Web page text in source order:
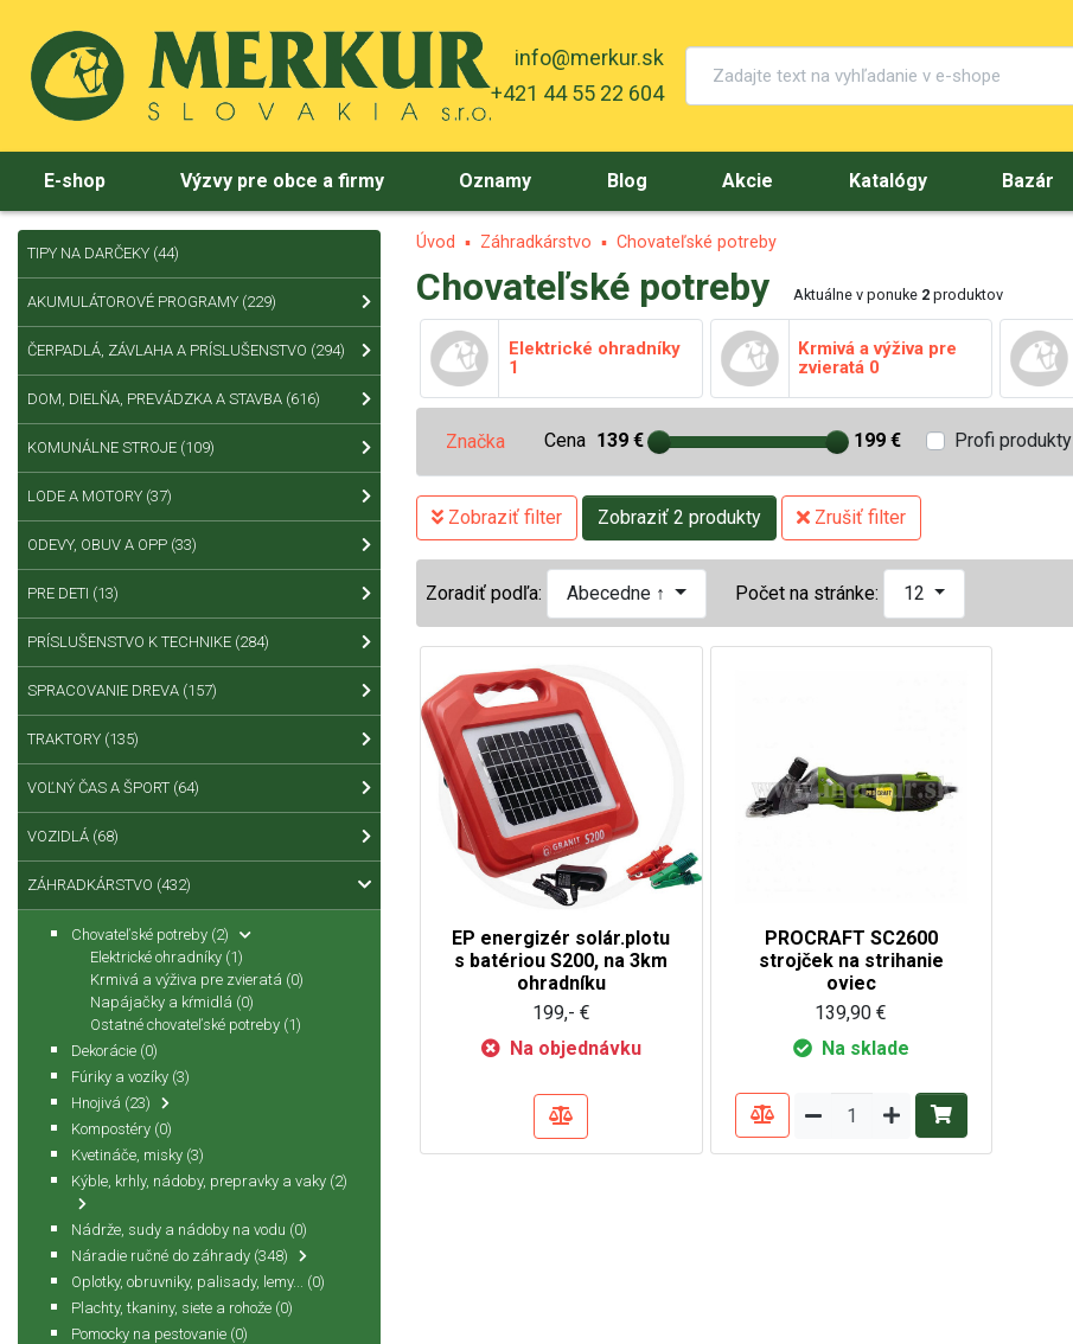
info@merkur.sk
+421 44 55 22 604
E-shop Výzvy pre obce a firmy Oznamy Blog Akcie Katalógy Bazár
Úvod Záhradkárstvo Chovateľské potreby
Chovateľské potreby Aktuálne v ponuke 2 produktov
Elektrické ohradníky
1
Krmivá a výživa pre
zvieratá 0
Značka Cena 139 € 199 € Profi produkty
Zobraziť filter Zobraziť 2 produkty Zrušiť filter
Zoradiť podľa: Abecedne ↑ Počet na stránke: 12
EP energizér solár.plotu
s batériou S200, na 3km
ohradníku
199,- €
Na objednávku
PROCRAFT SC2600
strojček na strihanie
oviec
139,90 €
Na sklade
TIPY NA DARČEKY (44)
AKUMULÁTOROVÉ PROGRAMY (229)
ČERPADLÁ, ZÁVLAHA A PRÍSLUŠENSTVO (294)
DOM, DIELŇA, PREVÁDZKA A STAVBA (616)
KOMUNÁLNE STROJE (109)
LODE A MOTORY (37)
ODEVY, OBUV A OPP (33)
PRE DETI (13)
PRÍSLUŠENSTVO K TECHNIKE (284)
SPRACOVANIE DREVA (157)
TRAKTORY (135)
VOĽNÝ ČAS A ŠPORT (64)
VOZIDLÁ (68)
ZÁHRADKÁRSTVO (432)
Chovateľské potreby (2)
Elektrické ohradníky (1)
Krmivá a výživa pre zvieratá (0)
Napájačky a kŕmidlá (0)
Ostatné chovateľské potreby (1)
Dekorácie (0)
Fúriky a vozíky (3)
Hnojivá (23)
Kompostéry (0)
Kvetináče, misky (3)
Kýble, krhly, nádoby, prepravky a vaky (2)
Nádrže, sudy a nádoby na vodu (0)
Náradie ručné do záhrady (348)
Oplotky, obruvniky, palisady, lemy... (0)
Plachty, tkaniny, siete a rohože (0)
Pomocky na pestovanie (0)